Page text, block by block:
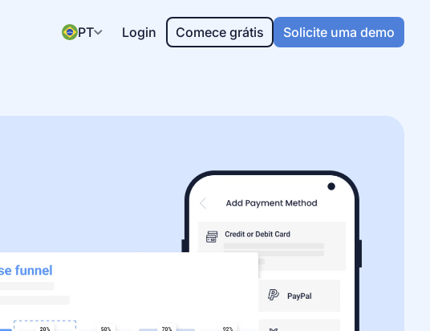
PT Login Comece grátis Solicite uma demo